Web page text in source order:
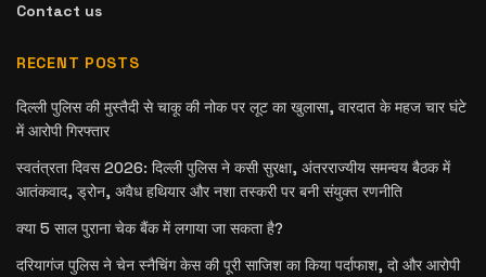
Contact us
RECENT POSTS
दिल्ली पुलिस की मुस्तैदी से चाकू की नोक पर लूट का खुलासा, वारदात के महज चार घंटे
में आरोपी गिरफ्तार
स्वतंत्रता दिवस 2026: दिल्ली पुलिस ने कसी सुरक्षा, अंतरराज्यीय समन्वय बैठक में
आतंकवाद, ड्रोन, अवैध हथियार और नशा तस्करी पर बनी संयुक्त रणनीति
क्या 5 साल पुराना चेक बैंक में लगाया जा सकता है?
दरियागंज पुलिस ने चेन स्नैचिंग केस की पूरी साजिश का किया पर्दाफाश, दो और आरोपी